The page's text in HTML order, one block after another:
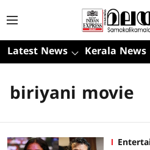
Latest News Kerala News
biriyani movie